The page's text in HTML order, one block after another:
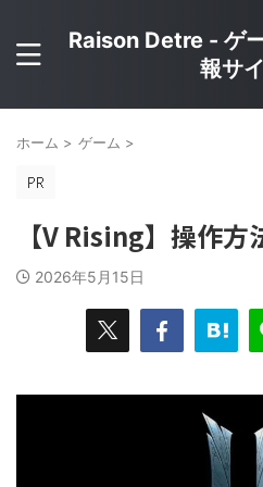
Raison Detre - ゲ
報サ
ホーム > ゲーム >
【V Rising】操作方
2026年5月15日